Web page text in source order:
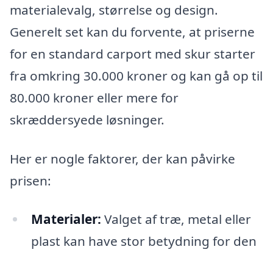
materialevalg, størrelse og design.
Generelt set kan du forvente, at priserne
for en standard carport med skur starter
fra omkring 30.000 kroner og kan gå op til
80.000 kroner eller mere for
skræddersyede løsninger.
Her er nogle faktorer, der kan påvirke
prisen:
Materialer: Valget af træ, metal eller
plast kan have stor betydning for den